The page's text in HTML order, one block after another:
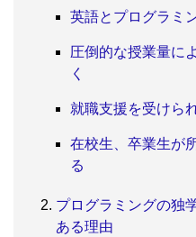
英語とプログラミ
圧倒的な授業量に
く
就職支援を受けら
在校生、卒業生が
る
プログラミングの独
ある理由